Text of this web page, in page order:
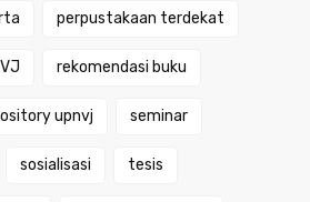
perpustakaan terdekat
rekomendasi buku
upnvj seminar
sosialisasi tesis